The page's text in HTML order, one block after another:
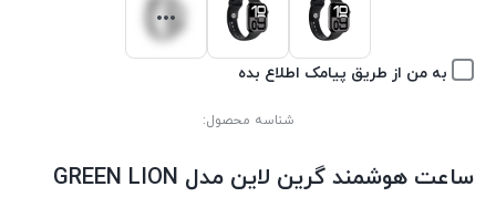
به من از طریق پیامک اطلاع بده
شناسه محصول:
ساعت هوشمند گرین لاین مدل GREEN LION